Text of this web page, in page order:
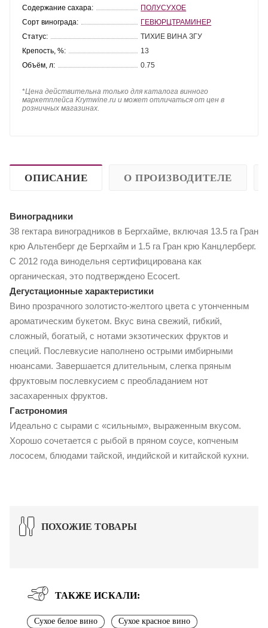
Содержание сахара:
ПОЛУСУХОЕ
Сорт винограда:
ГЕВЮРЦТРАМИНЕР
Статус:
ТИХИЕ ВИНА ЗГУ
Крепость, %:
13
Объём, л:
0.75
*Цена действительна только для каталога винного
маркетплейса Krymwine.ru и может отличаться от цен в
розничных магазинах.
ОПИСАНИЕ О ПРОИЗВОДИТЕЛЕ
Виноградники
38 гектара виноградников в Бергхайме, включая 13.5 га Гран
крю Альтенберг де Бергхайм и 1.5 га Гран крю Канцлерберг.
С 2012 года винодельня сертифицирована как
органическая, это подтверждено Ecocert.
Дегустационные характеристики
Вино прозрачного золотисто-желтого цвета с утонченным
ароматическим букетом. Вкус вина свежий, гибкий,
сложный, богатый, с нотами экзотических фруктов и
специй. Послевкусие наполнено острыми имбирными
нюансами. Завершается длительным, слегка пряным
фруктовым послевкусием с преобладанием нот
засахаренных фруктов.
Гастрономия
Идеально с сырами с «сильным», выраженным вкусом.
Хорошо сочетается с рыбой в пряном соусе, копченым
лососем, блюдами тайской, индийской и китайской кухни.
ПОХОЖИЕ ТОВАРЫ
ТАКЖЕ ИСКАЛИ:
Сухое белое вино
Сухое красное вино